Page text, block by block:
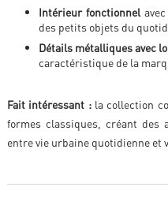
Intérieur fonctionnelavec
des petits objets du
Détails métalliques avec
caractéristique de la
Fait intéressant :la collection
formes classiques, créant des
entre vie urbaine quotidienne et